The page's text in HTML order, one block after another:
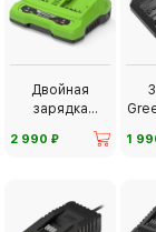
Двойная
зарядка
Greenworks 24
В 4 А
2 990 ⃏ 1